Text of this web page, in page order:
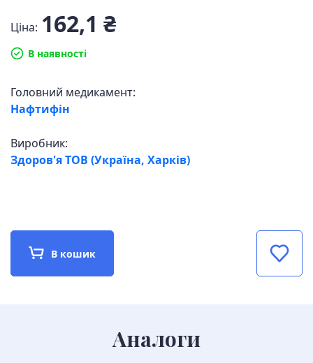
Ціна: 162,1 ₴
В наявності
Головний медикамент:
Нафтифін
Виробник:
Здоров'я ТОВ (Україна, Харків)
В кошик
Аналоги